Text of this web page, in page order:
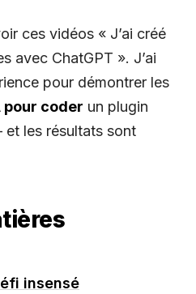
ces vidéos « J’ai créé
avec ChatGPT ». J’ai
pour démontrer les
pour coder un plugin
et les résultats sont
insensé